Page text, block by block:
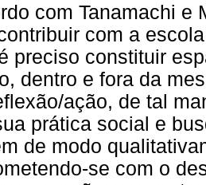
com Tanamachi e
com a
preciso constituir
dentro e fora da
ação, de tal
prática social e
de modo
se com o